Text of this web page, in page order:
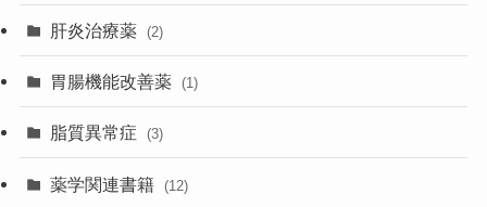
肝炎治療薬 (2)
胃腸機能改善薬 (1)
脂質異常症 (3)
薬学関連書籍 (12)